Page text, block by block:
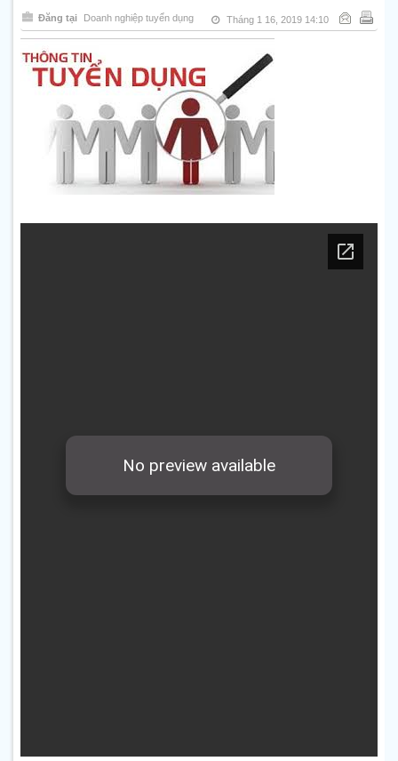
Đăng tại Doanh nghiệp tuyển dụng Tháng 1 16, 2019 14:10